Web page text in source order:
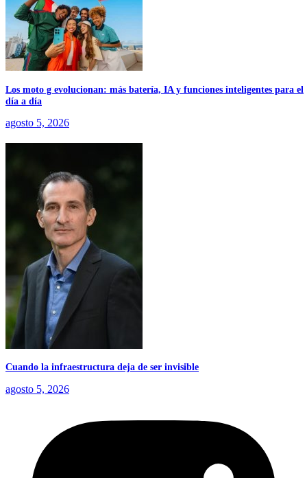
Los moto g evolucionan: más batería, IA y funciones inteligentes para el
día a día
agosto 5, 2026
Cuando la infraestructura deja de ser invisible
agosto 5, 2026